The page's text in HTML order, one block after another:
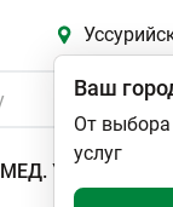
МЕД. УСЛУГИ
Ваш
От выбора
услуг